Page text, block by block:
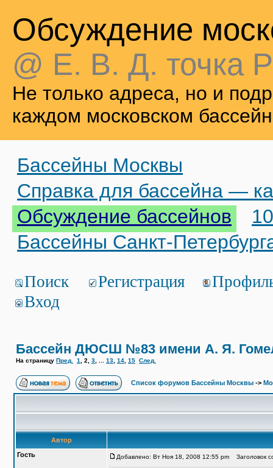
Обсуждение
@ Е. В. Д. точка
Не только адреса, но и
каждом московском
Бассейны Москвы
Справка для бассейна —
Обсуждение бассейнов
Бассейны Санкт-
Поиск Регистрация
Вход
Бассейн ДЮСШ №83 имени А. Я.
На страницу Пред. 1 2 3 13 14 15 След.
Список форумов Бассейны Москвы ->
Автор
Гость
Добавлено: Вт Ноя 18, 2008 12:55 pm Заголовок